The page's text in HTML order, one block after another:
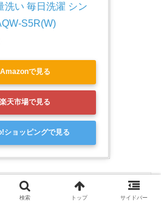
洗い 毎日洗濯 シン
S5R(W)
Amazonで見る
楽天市場で見る
ショッピングで見る
検索 トップ サイドバー